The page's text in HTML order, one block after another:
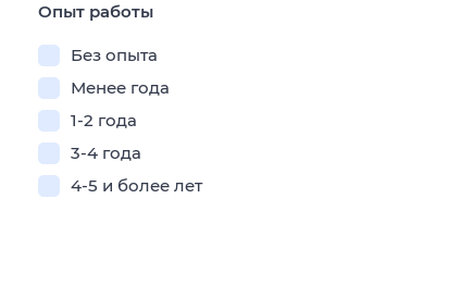
Опыт работы
Без опыта
Менее года
1-2 года
3-4 года
4-5 и более лет